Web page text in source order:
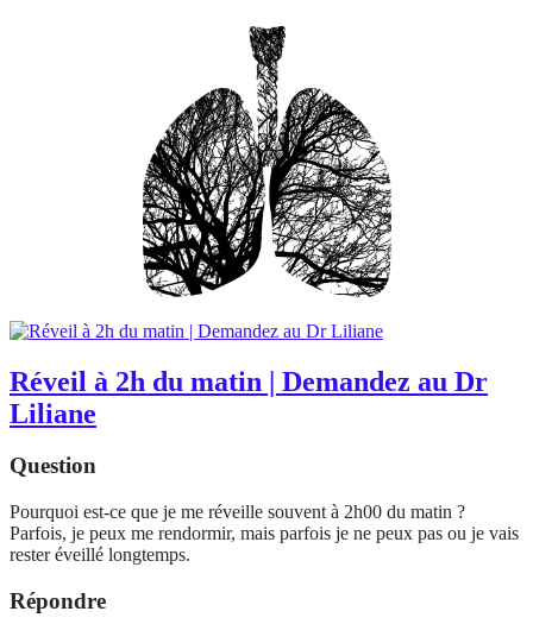
Réveil à 2h du matin | Demandez au Dr
Liliane
Question
Pourquoi est-ce que je me réveille souvent à 2h00 du matin ?
Parfois, je peux me rendormir, mais parfois je ne peux pas ou je vais
rester éveillé longtemps.
Répondre